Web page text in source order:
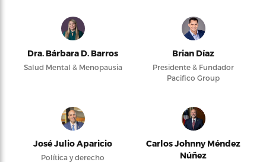
Dra. Bárbara D. Barros
Salud Mental & Menopausia
Brian Díaz
Presidente & Fundador
Pacifico Group
José Julio Aparicio
Política y derecho
Carlos Johnny Méndez
Núñez